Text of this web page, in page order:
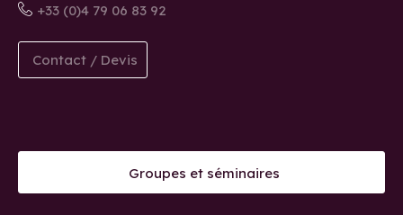
+33 (0)4 79 06 83 92
Contact / Devis
Groupes et séminaires